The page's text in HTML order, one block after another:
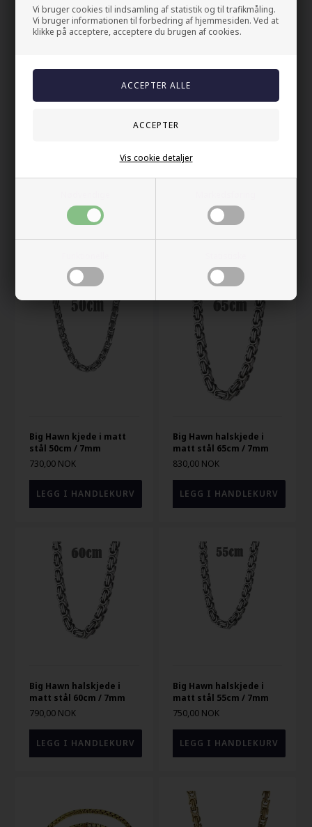
Vi bruger cookies til indsamling af statistik og til trafikmåling.
Vi bruger informationen til forbedring af hjemmesiden. Ved at
klikke på acceptere, acceptere du brugen af cookies.
Vis cookie detaljer
330,00 NOK
390,00 NOK
Big Hawn kjede i matt
stål 50cm / 7mm
730,00 NOK
Big Hawn halskjede i
matt stål 65cm / 7mm
830,00 NOK
Big Hawn halskjede i
matt stål 60cm / 7mm
790,00 NOK
Big Hawn halskjede i
matt stål 55cm / 7mm
750,00 NOK